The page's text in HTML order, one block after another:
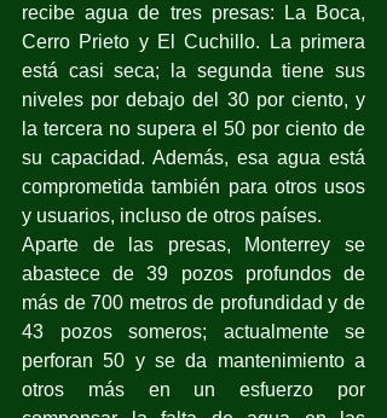
recibe agua de tres presas: La Boca,
Cerro Prieto y El Cuchillo. La primera
está casi seca; la segunda tiene sus
niveles por debajo del 30 por ciento, y
la tercera no supera el 50 por ciento de
su capacidad. Además, esa agua está
comprometida también para otros usos
y usuarios, incluso de otros países.
Aparte de las presas, Monterrey se
abastece de 39 pozos profundos de
más de 700 metros de profundidad y de
43 pozos someros; actualmente se
perforan 50 y se da mantenimiento a
otros más en un esfuerzo por